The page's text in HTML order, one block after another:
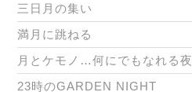
三日月の集い
満月に跳ねる
月とケモノ…何にでもなれる夜
23時のGARDEN NIGHT